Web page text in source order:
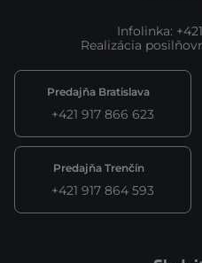
Infolinka:
Realizácia
Predajňa Bratislava
+421 917 866 623
Predajňa Trenčín
+421 917 864 593